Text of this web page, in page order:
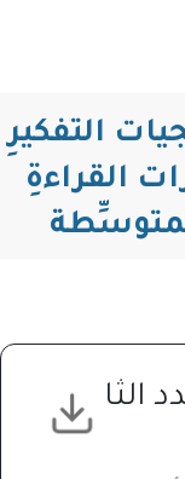
التفكيرِ
القراءةِ
الثالث